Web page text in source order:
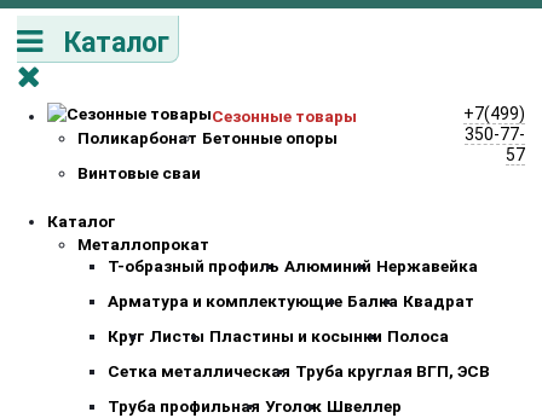
Каталог
Сезонные товары
Поликарбонат Бетонные опоры
Винтовые сваи
Каталог
Металлопрокат
Т-образный профиль Алюминий Нержавейка
Арматура и комплектующие Балка Квадрат
Круг Листы Пластины и косынки Полоса
Сетка металлическая Труба круглая ВГП, ЭСВ
Труба профильная Уголок Швеллер
+7(499)
350-77-
57